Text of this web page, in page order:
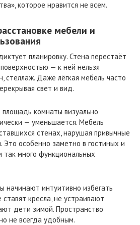
которое нравится не всем.
мебели и
планировку. Стена перестаёт
— к ней нельзя
стеллаж. Даже лёгкая мебель часто
свет и вид.
площадь комнаты визуально
— уменьшается. Мебель
стенах, нарушая привычные
Это особенно заметно в гостиных и
так много функциональных
начинают интуитивно избегать
кресла, не устраивают
дети зимой. Пространство
не всегда удобным.